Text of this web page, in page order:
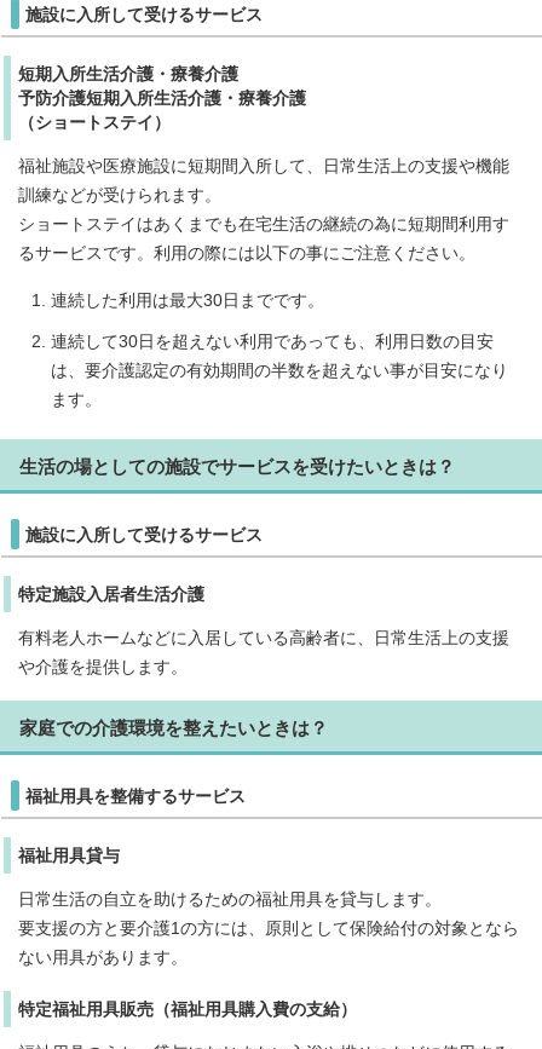
施設に入所して受けるサービス
短期入所生活介護・療養介護
予防介護短期入所生活介護・療養介護
（ショートステイ）
福祉施設や医療施設に短期間入所して、日常生活上の支援や機能
訓練などが受けられます。
ショートステイはあくまでも在宅生活の継続の為に短期間利用す
るサービスです。利用の際には以下の事にご注意ください。
連続した利用は最大30日までです。
連続して30日を超えない利用であっても、利用日数の目安
は、要介護認定の有効期間の半数を超えない事が目安になり
ます。
生活の場としての施設でサービスを受けたいときは？
施設に入所して受けるサービス
特定施設入居者生活介護
有料老人ホームなどに入居している高齢者に、日常生活上の支援
や介護を提供します。
家庭での介護環境を整えたいときは？
福祉用具を整備するサービス
福祉用具貸与
日常生活の自立を助けるための福祉用具を貸与します。
要支援の方と要介護1の方には、原則として保険給付の対象となら
ない用具があります。
特定福祉用具販売（福祉用具購入費の支給）